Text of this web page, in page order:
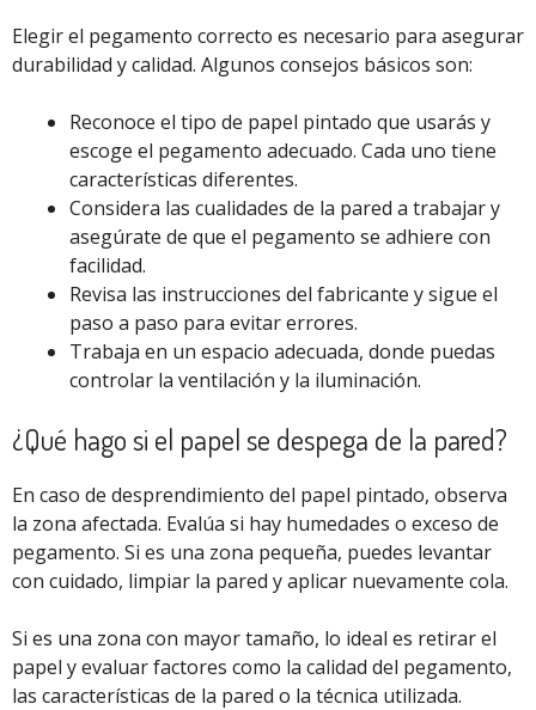
Elegir el pegamento correcto es necesario para asegurar
durabilidad y calidad. Algunos consejos básicos son:
Reconoce el tipo de papel pintado que usarás y
escoge el pegamento adecuado. Cada uno tiene
características diferentes.
Considera las cualidades de la pared a trabajar y
asegúrate de que el pegamento se adhiere con
facilidad.
Revisa las instrucciones del fabricante y sigue el
paso a paso para evitar errores.
Trabaja en un espacio adecuada, donde puedas
controlar la ventilación y la iluminación.
¿Qué hago si el papel se despega de la pared?
En caso de desprendimiento del papel pintado, observa
la zona afectada. Evalúa si hay humedades o exceso de
pegamento. Si es una zona pequeña, puedes levantar
con cuidado, limpiar la pared y aplicar nuevamente cola.
Si es una zona con mayor tamaño, lo ideal es retirar el
papel y evaluar factores como la calidad del pegamento,
las características de la pared o la técnica utilizada.